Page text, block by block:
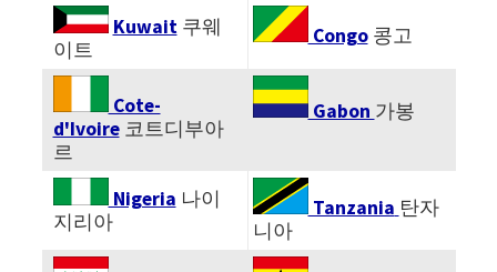
Kuwait 쿠웨
이트
Congo 콩고
Cote-
d'Ivoire 코트디부아
르
Gabon 가봉
Nigeria 나이
지리아
Tanzania 탄자
니아